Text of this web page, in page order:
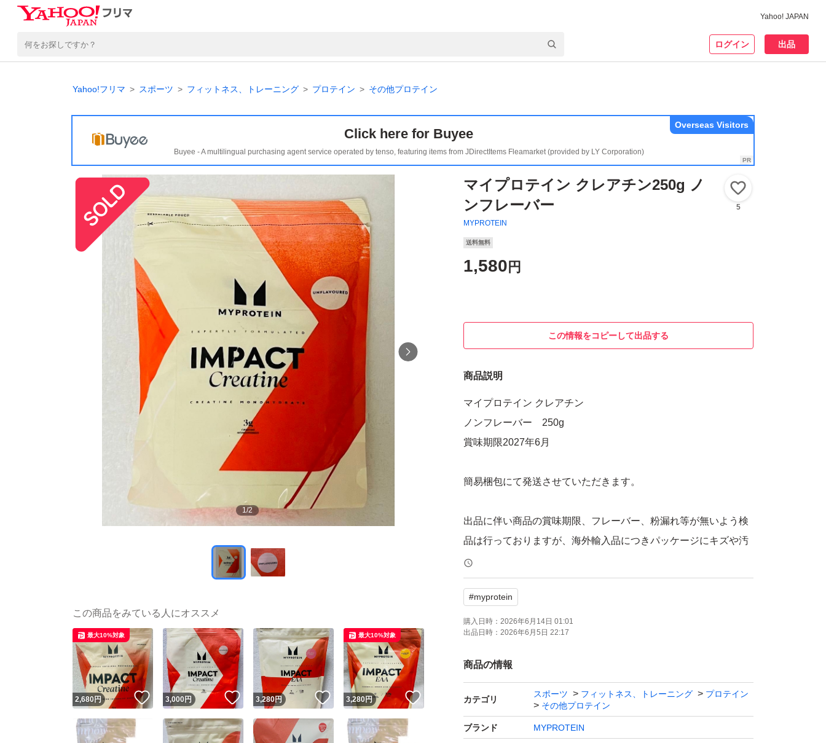
Yahoo! JAPAN
ログイン 出品
Yahoo!フリマ スポーツ フィットネス、トレーニング プロテイン その他プロテイン
Click here for Buyee
Buyee - A multilingual purchasing agent service operated by tenso, featuring items from JDirectItems Fleamarket (provided by LY Corporation)
Overseas Visitors
1/2
マイプロテイン クレアチン250g ノ
ンフレーバー
MYPROTEIN
5
送料無料
1,580 円
この情報をコピーして出品する
商品説明
マイプロテイン クレアチン
ノンフレーバー 250g
賞味期限2027年6月
簡易梱包にて発送させていただきます。
出品に伴い商品の賞味期限、フレーバー、粉漏れ等が無いよう検
品は行っておりますが、海外輸入品につきパッケージにキズや汚
れ等がありますので気になる方はご遠慮下さい。
#プロテイン
#ダイエット
#マイプロテイン
#Myprotein
#筋トレ
#ワークアウト
#シェイプアップ
#myprotein
購入日時： 2026年6月14日 01:01
出品日時： 2026年6月5日 22:17
商品の情報
カテゴリ
スポーツ フィットネス、トレーニング
プロテイン
その他プロテイン
ブランド MYPROTEIN
この商品をみている人にオススメ
2,680円 いいね！
最大10%対象
3,000円 いいね！
3,280円 いいね！
3,280円
最大10%対象